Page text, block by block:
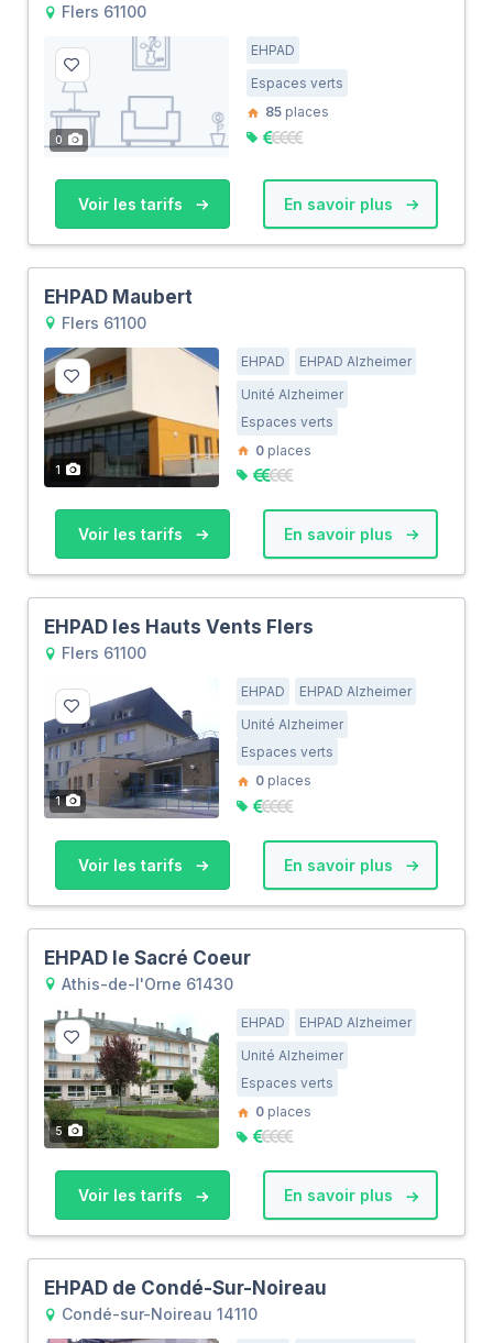
Flers 61100
0
EHPAD
Espaces verts
85 places
Voir les tarifs En savoir plus
EHPAD Maubert
Flers 61100
1
EHPAD
EHPAD Alzheimer
Unité Alzheimer
Espaces verts
0 places
Voir les tarifs En savoir plus
EHPAD les Hauts Vents Flers
Flers 61100
1
EHPAD
EHPAD Alzheimer
Unité Alzheimer
Espaces verts
0 places
Voir les tarifs En savoir plus
EHPAD le Sacré Coeur
Athis-de-l'Orne 61430
5
EHPAD
EHPAD Alzheimer
Unité Alzheimer
Espaces verts
0 places
Voir les tarifs En savoir plus
EHPAD de Condé-Sur-Noireau
Condé-sur-Noireau 14110